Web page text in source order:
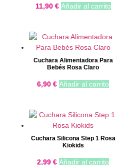
11,90 € Añadir al carrito
Cuchara Alimentadora Para
Bebés Rosa Claro
6,90 € Añadir al carrito
Cuchara Silicona Step 1 Rosa
Kiokids
2,99 € Añadir al carrito